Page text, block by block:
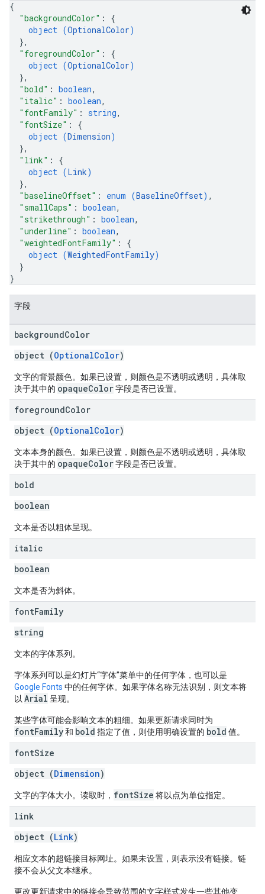
{
"backgroundColor" : {
object (OptionalColor)
},
"foregroundColor" : {
object (OptionalColor)
},
"bold" : boolean,
"italic" : boolean,
"fontFamily" : string,
"fontSize" : {
object (Dimension)
},
"link" : {
object (Link)
},
"baselineOffset" : enum (BaselineOffset) ,
"smallCaps" : boolean,
"strikethrough" : boolean,
"underline" : boolean,
"weightedFontFamily" : {
object (WeightedFontFamily)
}
}
字段
backgroundColor
object (OptionalColor)
文字的背景颜色。如果已设置，则颜色是不透明或透明，具体取
决于其中的 opaqueColor字段是否已设置。
foregroundColor
object (OptionalColor)
文本本身的颜色。如果已设置，则颜色是不透明或透明，具体取
决于其中的 opaqueColor字段是否已设置。
bold
boolean
文本是否以粗体呈现。
italic
boolean
文本是否为斜体。
fontFamily
string
文本的字体系列。
字体系列可以是幻灯片“字体”菜单中的任何字体，也可以是
Google Fonts 中的任何字体。如果字体名称无法识别，则文本将
以 Arial 呈现。
某些字体可能会影响文本的粗细。如果更新请求同时为
fontFamily和 bold 指定了值，则使用明确设置的 bold 值。
fontSize
object (Dimension)
文字的字体大小。读取时， fontSize 将以点为单位指定。
link
object (Link)
相应文本的超链接目标网址。如果未设置，则表示没有链接。链
接不会从父文本继承。
更改更新请求中的链接会导致范围的文字样式发生一些其他变